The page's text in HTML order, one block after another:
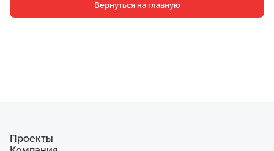
Кладовые
Вернуться на главную
Проекты